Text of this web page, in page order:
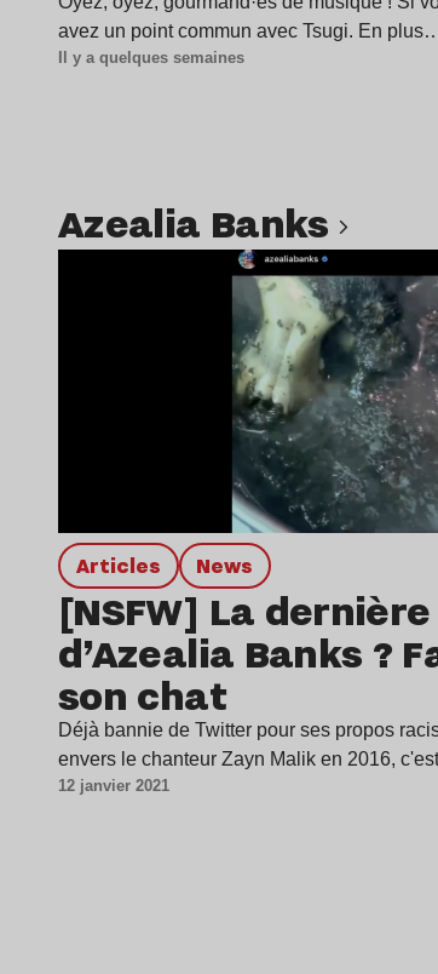
avez un point commun avec Tsugi. En
Il y a quelques semaines
Azealia Banks
Articles news
[NSFW] La
d’Azealia Banks ?
son chat
Déjà bannie de Twitter pour ses propos
envers le chanteur Zayn Malik en 2016,
12 janvier 2021
Lire l’article